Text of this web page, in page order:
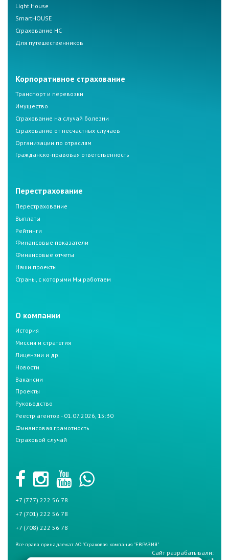
Light House
SmartHOUSE
Страхование НС
Для путешественников
Корпоративное страхование
Транспорт и перевозки
Имущество
Страхование на случай болезни
Страхование от несчастных случаев
Организации по отраслям
Гражданско-правовая ответственность
Перестрахование
Перестрахование
Выплаты
Рейтинги
Финансовые показатели
Финансовые отчеты
Наши проекты
Страны, с которыми Мы работаем
О компании
История
Миссия и стратегия
Лицензии и др.
Новости
Вакансии
Проекты
Руководство
Реестр агентов - 01.07.2026, 15:30
Финансовая грамотность
Страховой случай
+7 (777) 222 56 78
+7 (701) 222 56 78
+7 (708) 222 56 78
Все права принадлежат АО "Страховая компания "ЕВРАЗИЯ"
Сайт разрабатывали: